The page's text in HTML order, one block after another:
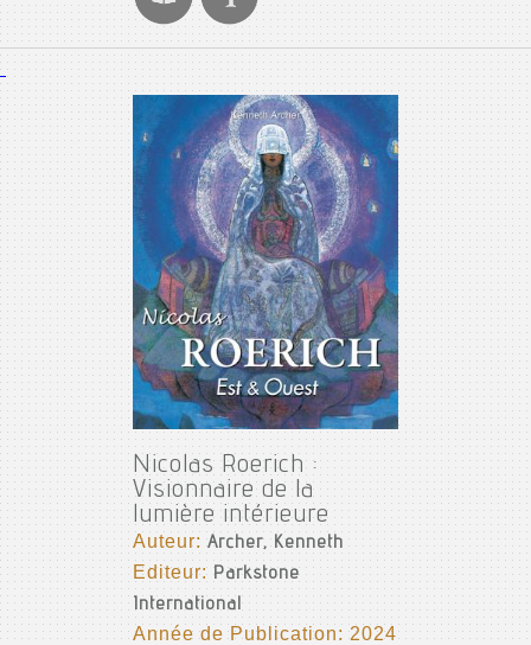
Nicolas Roerich :
Visionnaire de la
lumière intérieure
Auteur:Archer, Kenneth
Editeur: Parkstone
International
Année de Publication: 2024